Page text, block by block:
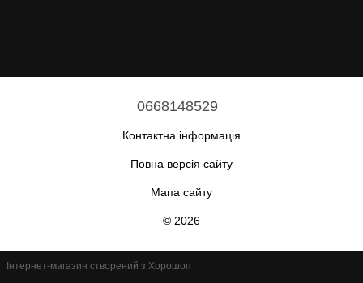
0668148529
Контактна інформація
Повна версія сайту
Мапа сайту
© 2026
Інтернет-магазин створений з Хорошоп